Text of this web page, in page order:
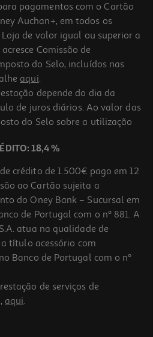
pagamentos com o Cartão
Auchan+, em todos os
de valor igual ou superior a
Comissão de
do Selo, incluídos nas
aqui.
depende do dia da
de juros diários. Ao valor das
do Selo sobre a utilização
18,4 %
crédito de 1.500€ pago em 12
ao Cartão sujeita a
do Oney Bank – Sucursal em
de Portugal com o nº 881. A
atua na qualidade de
título acessório com
Banco de Portugal com o nº
de serviços de
aqui.